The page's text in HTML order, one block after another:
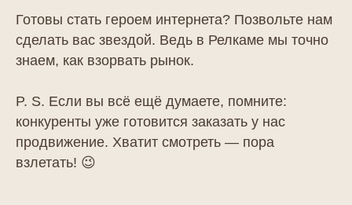
Готовы стать героем интернета? Позвольте нам
сделать вас звездой. Ведь в Релкаме мы точно
знаем, как взорвать рынок.
P. S. Если вы всё ещё думаете, помните:
конкуренты уже готовится заказать у нас
продвижение. Хватит смотреть — пора
взлетать! 😉
комплексного
продвижения
сайта